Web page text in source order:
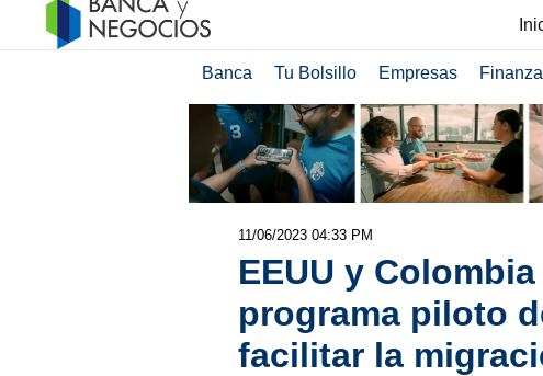
Banca Tu Bolsillo Empresas
11/06/2023 04:33 PM
EEUU y
programa piloto
facilitar la